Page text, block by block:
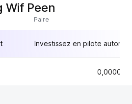
Wif Peen
Paire
Investissez en pilote